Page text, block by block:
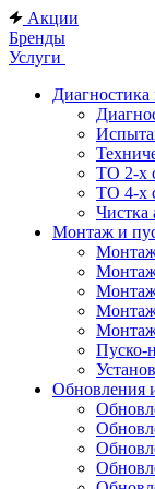
Акции
Бренды
Услуги
Диагностика
ТО 2-х
ТО 4-х
Чистка
Монтаж и
Монтаж
Монтаж
Монтаж
Пуско-
Обновления